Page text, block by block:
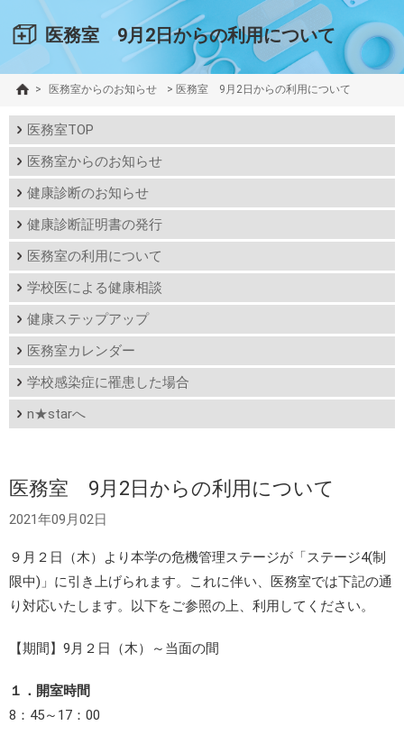
医務室 9月2日からの利用について
> 医務室からのお知らせ > 医務室 9月2日からの利用について
医務室TOP
医務室からのお知らせ
健康診断のお知らせ
健康診断証明書の発行
医務室の利用について
学校医による健康相談
健康ステップアップ
医務室カレンダー
学校感染症に罹患した場合
n★starへ
医務室 9月2日からの利用について
2021年09月02日
９月２日（木）より本学の危機管理ステージが「ステージ4(制
限中)」に引き上げられます。これに伴い、医務室では下記の通
り対応いたします。以下をご参照の上、利用してください。
【期間】9月２日（木）～当面の間
１．開室時間
8：45～17：00